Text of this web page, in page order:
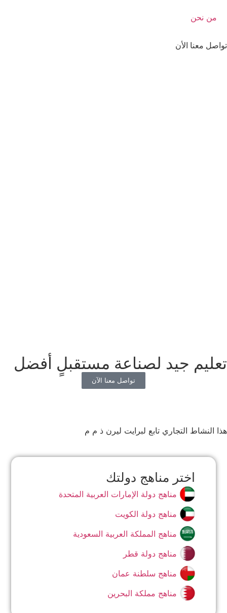
من نحن
تواصل معنا الأن
تعليم جيد لصناعة مستقبلٍ أفضل
تواصل معنا الآن
هذا النشاط التجاري تابع لبرايت ليرن ذ م م
مناهج دولة الإمارات العربية المتحدة
مناهج دولة الكويت
مناهج المملكة العربية السعودية
مناهج دولة قطر
مناهج سلطنة عمان
مناهج مملكة البحرين
اختر مناهج دولتك